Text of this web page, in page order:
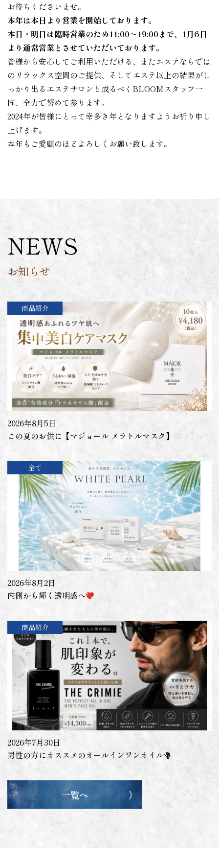
お待ちくださいませ。
本年は本日より営業を開始しております。
本日・明日は臨時営業のため11:00～19:00まで、1月6日
より通常営業とさせていただいております。
皆様から安心してご利用いただける、またエステならでは
のリラックス空間のご提供、そしてエステ以上の結果がし
っかり出るエステサロンと成るべくBLOOMスタッフ一
同、全力で努めて参ります。
2024年が皆様にとって幸多き年となりますようお祈り申し
上げます。
本年もご愛顧のほどよろしくお願い致します。
NEWS
お知らせ
商品紹介
2026年8月5日
この夏のお供に【マジョール メラトルマスク】
全て
2026年8月2日
内側から輝く透明感へ
商品紹介
2026年7月30日
男性の方にオススメのオールインワンオイル🪻
一覧へ